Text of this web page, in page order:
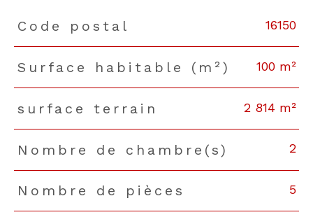
TRAD_PAMPERO_Caracteristique Valeurs
Code postal 16150
Surface habitable (m²) 100 m²
surface terrain 2 814 m²
Nombre de chambre(s) 2
Nombre de pièces 5